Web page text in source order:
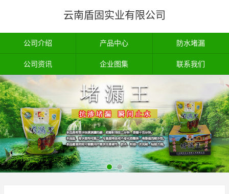
云南盾固实业有限公司
公司介绍 产品中心 防水堵漏
公司资讯 企业图集 联系我们